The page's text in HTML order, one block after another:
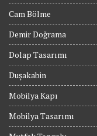
Cam Bölme
Demir Doğrama
Dolap Tasarımı
Duşakabin
Mobilya Kapı
Mobilya Tasarımı